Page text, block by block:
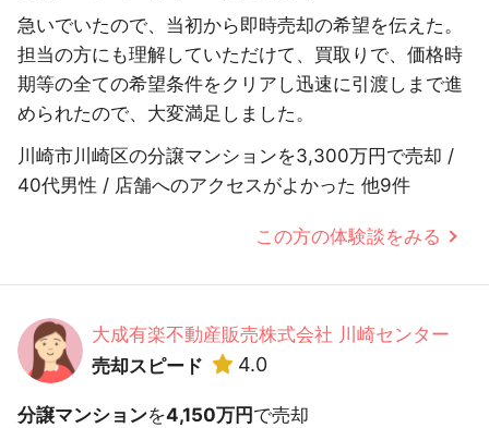
急いでいたので、当初から即時売却の希望を伝えた。
担当の方にも理解していただけて、買取りで、価格時
期等の全ての希望条件をクリアし迅速に引渡しまで進
められたので、大変満足しました。
川崎市川崎区の分譲マンションを3,300万円で売却 /
40代男性 / 店舗へのアクセスがよかった 他9件
この方の体験談をみる
大成有楽不動産販売株式会社 川崎センター
売却スピード
4.0
分譲マンションを4,150万円 で売却